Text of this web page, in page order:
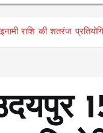
राशि की शतरंज